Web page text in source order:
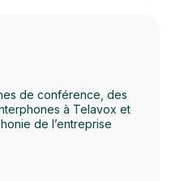
de conférence, des
à Telavox et
de l’entreprise